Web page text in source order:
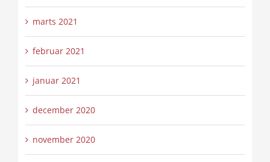
marts 2021
februar 2021
januar 2021
december 2020
november 2020